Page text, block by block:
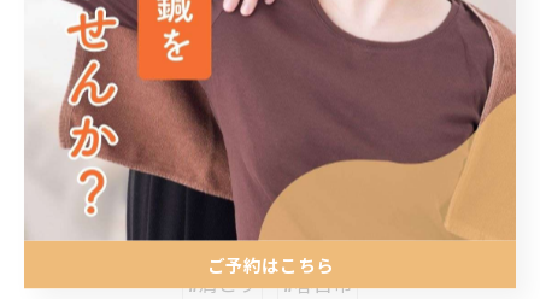
< 前のページ 次のページ >
関連タグ
#肩こり #春日市
ご予約はこちら